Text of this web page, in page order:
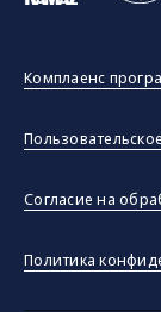
Комплаенс
Согласие на
Политика